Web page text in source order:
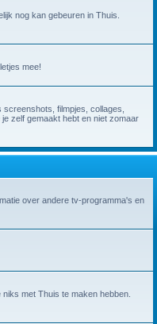
nog kan gebeuren in Thuis.
mee!
filmpjes, collages,
zelf gemaakt hebt en niet zomaar
over andere tv-programma's en
met Thuis te maken hebben.